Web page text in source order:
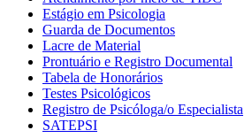
Estágio em Psicologia
Guarda de Documentos
Lacre de Material
Prontuário e Registro Documental
Tabela de Honorários
Testes Psicológicos
Registro de Psicóloga/o Especialista
SATEPSI